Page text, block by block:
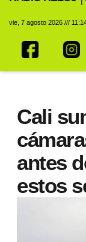
vie, 7 agosto 2026 ///
Cali
antes
estos